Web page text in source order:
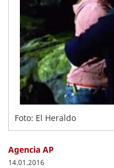
Foto: El Heraldo
Agencia AP
14.01.2016